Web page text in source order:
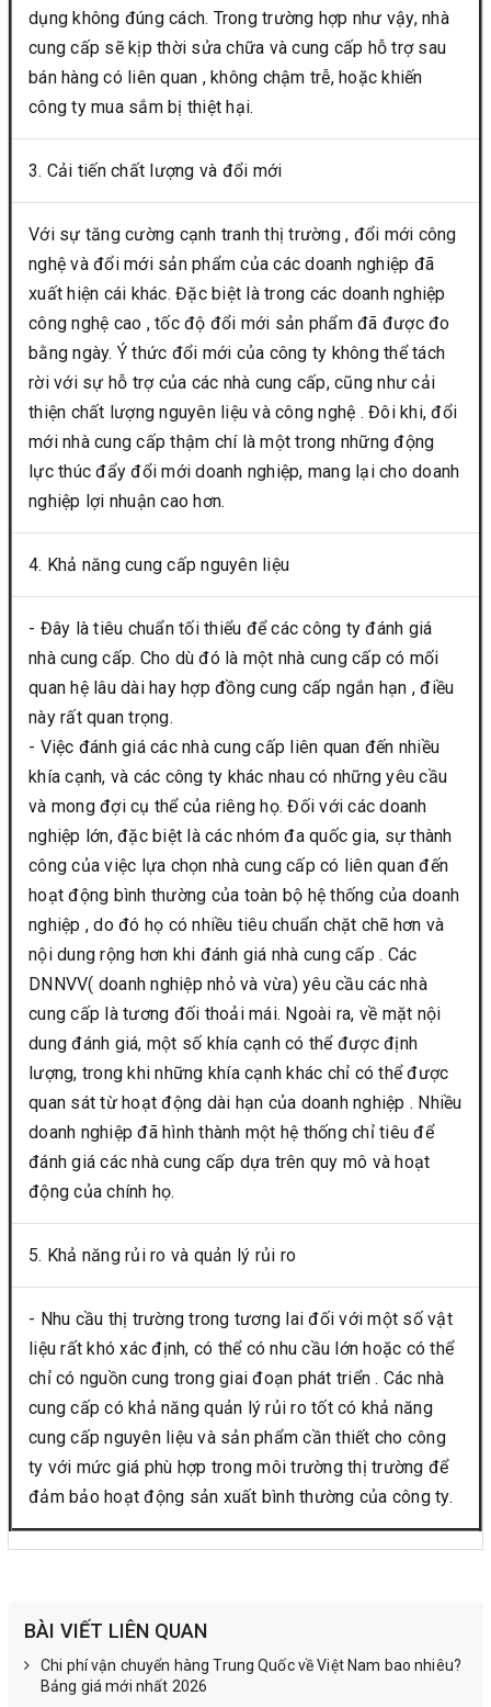
dụng không đúng cách. Trong trường hợp như vậy, nhà
cung cấp sẽ kịp thời sửa chữa và cung cấp hỗ trợ sau
bán hàng có liên quan , không chậm trễ, hoặc khiến
công ty mua sắm bị thiệt hại.
3. Cải tiến chất lượng và đổi mới
Với sự tăng cường cạnh tranh thị trường , đổi mới công
nghệ và đổi mới sản phẩm của các doanh nghiệp đã
xuất hiện cái khác. Đặc biệt là trong các doanh nghiệp
công nghệ cao , tốc độ đổi mới sản phẩm đã được đo
bằng ngày. Ý thức đổi mới của công ty không thể tách
rời với sự hỗ trợ của các nhà cung cấp, cũng như cải
thiện chất lượng nguyên liệu và công nghệ . Đôi khi, đổi
mới nhà cung cấp thậm chí là một trong những động
lực thúc đẩy đổi mới doanh nghiệp, mang lại cho doanh
nghiệp lợi nhuận cao hơn.
4. Khả năng cung cấp nguyên liệu
- Đây là tiêu chuẩn tối thiểu để các công ty đánh giá
nhà cung cấp. Cho dù đó là một nhà cung cấp có mối
quan hệ lâu dài hay hợp đồng cung cấp ngắn hạn , điều
này rất quan trọng.
- Việc đánh giá các nhà cung cấp liên quan đến nhiều
khía cạnh, và các công ty khác nhau có những yêu cầu
và mong đợi cụ thể của riêng họ. Đối với các doanh
nghiệp lớn, đặc biệt là các nhóm đa quốc gia, sự thành
công của việc lựa chọn nhà cung cấp có liên quan đến
hoạt động bình thường của toàn bộ hệ thống của doanh
nghiệp , do đó họ có nhiều tiêu chuẩn chặt chẽ hơn và
nội dung rộng hơn khi đánh giá nhà cung cấp . Các
DNNVV( doanh nghiệp nhỏ và vừa) yêu cầu các nhà
cung cấp là tương đối thoải mái. Ngoài ra, về mặt nội
dung đánh giá, một số khía cạnh có thể được định
lượng, trong khi những khía cạnh khác chỉ có thể được
quan sát từ hoạt động dài hạn của doanh nghiệp . Nhiều
doanh nghiệp đã hình thành một hệ thống chỉ tiêu để
đánh giá các nhà cung cấp dựa trên quy mô và hoạt
động của chính họ.
5. Khả năng rủi ro và quản lý rủi ro
- Nhu cầu thị trường trong tương lai đối với một số vật
liệu rất khó xác định, có thể có nhu cầu lớn hoặc có thể
chỉ có nguồn cung trong giai đoạn phát triển . Các nhà
cung cấp có khả năng quản lý rủi ro tốt có khả năng
cung cấp nguyên liệu và sản phẩm cần thiết cho công
ty với mức giá phù hợp trong môi trường thị trường để
đảm bảo hoạt động sản xuất bình thường của công ty.
BÀI VIẾT LIÊN QUAN
Chi phí vận chuyển hàng Trung Quốc về Việt Nam bao nhiêu?
Bảng giá mới nhất 2026